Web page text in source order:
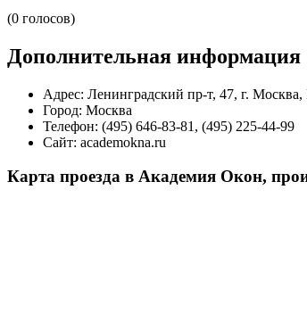
(0 голосов)
Дополнительная информация
Адрес: Ленинградский пр-т, 47, г. Москва,
Город: Москва
Телефон: (495) 646-83-81, (495) 225-44-99
Сайт: academokna.ru
Карта проезда в Академия Окон,